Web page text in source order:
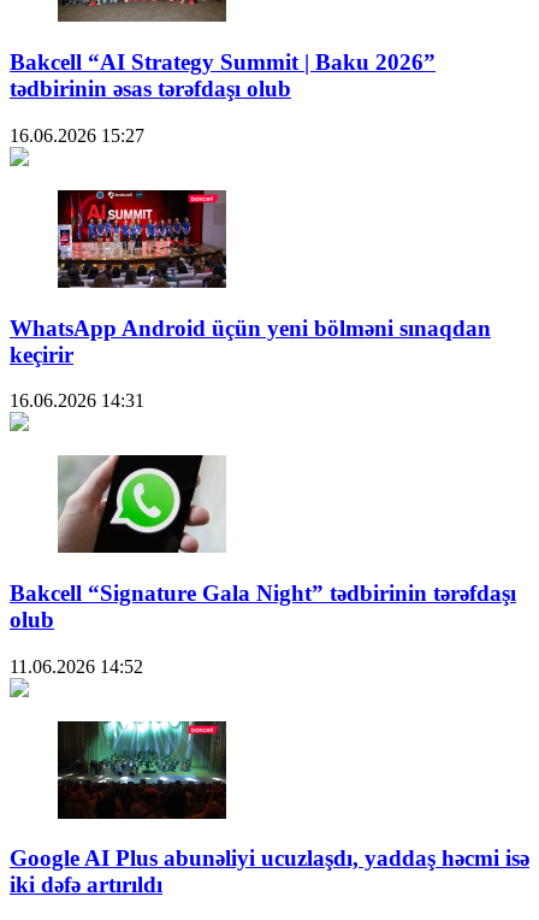
Bakcell “AI Strategy Summit | Baku 2026”
tədbirinin əsas tərəfdaşı olub
16.06.2026 15:27
WhatsApp Android üçün yeni bölməni sınaqdan
keçirir
16.06.2026 14:31
Bakcell “Signature Gala Night” tədbirinin tərəfdaşı
olub
11.06.2026 14:52
Google AI Plus abunəliyi ucuzlaşdı, yaddaş həcmi isə
iki dəfə artırıldı